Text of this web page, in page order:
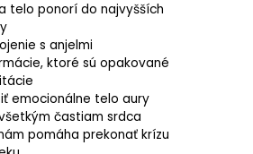
telo ponorí do najvyšších
s anjelmi
ktoré sú opakované
emocionálne telo aury
častiam srdca
pomáha prekonať krízu